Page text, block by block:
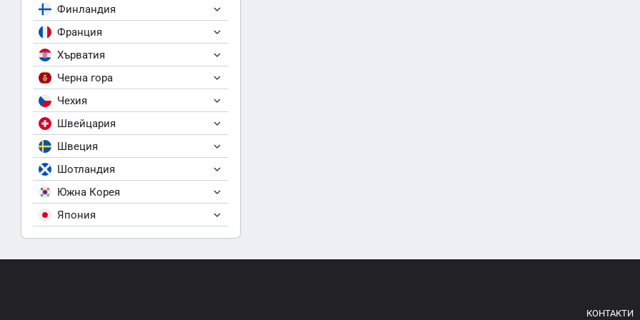
Финландия
Франция
Хърватия
Черна гора
Чехия
Швейцария
Швеция
Шотландия
Южна Корея
Япония
КОНТАКТИ